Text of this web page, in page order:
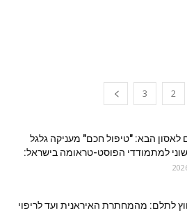
2
3
לאסון הבא: "טיפול חכם" מעניקה גלגל
למתמודדי הפוסט-טראומה בישראל:
לתלם: מהמחתרת האיראנית ועד לריפוי